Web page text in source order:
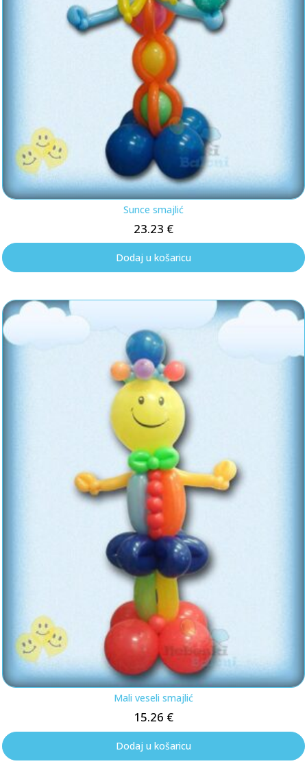
Sunce smajlić
23.23 €
Dodaj u košaricu
Mali veseli smajlić
15.26 €
Dodaj u košaricu